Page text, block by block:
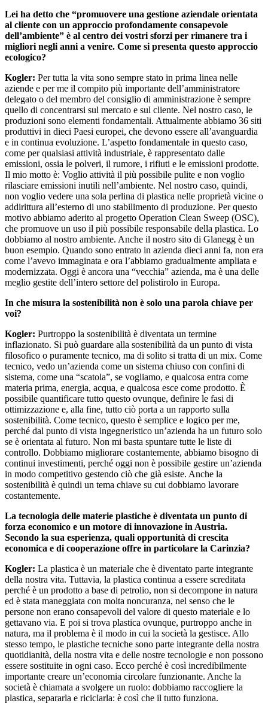
Lei ha detto che “promuovere una gestione aziendale orientata
al cliente con un approccio profondamente consapevole
dell’ambiente” è al centro dei vostri sforzi per rimanere tra i
migliori negli anni a venire. Come si presenta questo approccio
ecologico?
Kogler: Per tutta la vita sono sempre stato in prima linea nelle
aziende e per me il compito più importante dell’amministratore
delegato o del membro del consiglio di amministrazione è sempre
quello di concentrarsi sul mercato e sul cliente. Nel nostro caso, le
produzioni sono elementi fondamentali. Attualmente abbiamo 36 siti
produttivi in dieci Paesi europei, che devono essere all’avanguardia
e in continua evoluzione. L’aspetto fondamentale in questo caso,
come per qualsiasi attività industriale, è rappresentato dalle
emissioni, ossia le polveri, il rumore, i rifiuti e le emissioni prodotte.
Il mio motto è: Voglio attività il più possibile pulite e non voglio
rilasciare emissioni inutili nell’ambiente. Nel nostro caso, quindi,
non voglio vedere una sola perlina di plastica nelle proprietà vicine o
addirittura all’esterno di uno stabilimento di produzione. Per questo
motivo abbiamo aderito al progetto Operation Clean Sweep (OSC),
che promuove un uso il più possibile responsabile della plastica. Lo
dobbiamo al nostro ambiente. Anche il nostro sito di Glanegg è un
buon esempio. Quando sono entrato in azienda dieci anni fa, non era
come l’avevo immaginata e ora l’abbiamo gradualmente ampliata e
modernizzata. Oggi è ancora una “vecchia” azienda, ma è una delle
meglio gestite dell’intero settore del polistirolo in Europa.
In che misura la sostenibilità non è solo una parola chiave per
voi?
Kogler: Purtroppo la sostenibilità è diventata un termine
inflazionato. Si può guardare alla sostenibilità da un punto di vista
filosofico o puramente tecnico, ma di solito si tratta di un mix. Come
tecnico, vedo un’azienda come un sistema chiuso con confini di
sistema, come una “scatola”, se vogliamo, e qualcosa entra come
materia prima, energia, acqua, e qualcosa esce come prodotto. È
possibile quantificare tutto questo ovunque, definire le fasi di
ottimizzazione e, alla fine, tutto ciò porta a un rapporto sulla
sostenibilità. Come tecnico, questo è semplice e logico per me,
perché dal punto di vista ingegneristico un’azienda ha un futuro solo
se è orientata al futuro. Non mi basta spuntare tutte le liste di
controllo. Dobbiamo migliorare costantemente, abbiamo bisogno di
continui investimenti, perché oggi non è possibile gestire un’azienda
in modo competitivo gestendo ciò che già esiste. Anche la
sostenibilità è quindi un tema chiave su cui dobbiamo lavorare
costantemente.
La tecnologia delle materie plastiche è diventata un punto di
forza economico e un motore di innovazione in Austria.
Secondo la sua esperienza, quali opportunità di crescita
economica e di cooperazione offre in particolare la Carinzia?
Kogler: La plastica è un materiale che è diventato parte integrante
della nostra vita. Tuttavia, la plastica continua a essere screditata
perché è un prodotto a base di petrolio, non si decompone in natura
ed è stata maneggiata con molta noncuranza, nel senso che le
persone non erano consapevoli del valore di questo materiale e lo
gettavano via. E poi si trova plastica ovunque, purtroppo anche in
natura, ma il problema è il modo in cui la società la gestisce. Allo
stesso tempo, le plastiche tecniche sono parte integrante della nostra
quotidianità, della nostra vita e delle nostre tecnologie e non possono
essere sostituite in ogni caso. Ecco perché è così incredibilmente
importante creare un’economia circolare funzionante. Anche la
società è chiamata a svolgere un ruolo: dobbiamo raccogliere la
plastica, separarla e riciclarla: è così che il tutto funziona.